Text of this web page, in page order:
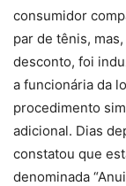
consumidor
par de tênis,
desconto, foi
a funcionária da
procedimento
adicional. Dias
constatou que
denominada